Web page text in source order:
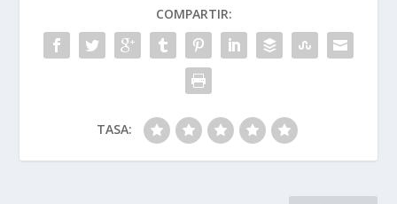
COMPARTIR:
TASA: